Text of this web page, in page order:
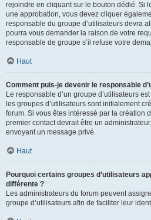
rejoindre en cliquant sur le bouton dédié. Si
une approbation, vous devez cliquer
responsable du groupe d’utilisateurs devra
pourra vous demander la raison de votre
responsable de groupe s’il refuse votre
Haut
Comment puis-je devenir le responsable
Le responsable d’un groupe d’utilisateurs
les groupes d’utilisateurs sont initialement
forum. Si vous êtes intéressé par la création
premier contact devrait être un
envoyant un message privé.
Haut
Pourquoi certains groupes d’utilisateurs
différente ?
Les administrateurs du forum peuvent
groupe d’utilisateurs afin de faciliter leur